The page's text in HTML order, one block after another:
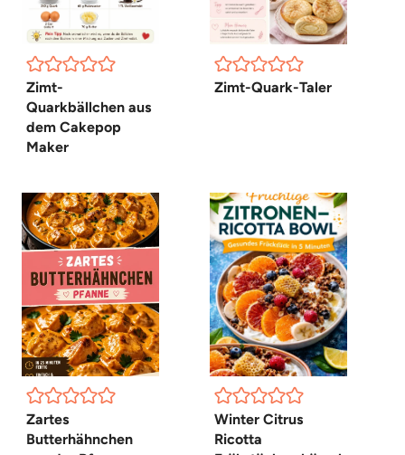
Zimt-
Quarkbällchen aus
dem Cakepop
Maker
Zimt-Quark-Taler
Zartes
Butterhähnchen
Winter Citrus
Ricotta